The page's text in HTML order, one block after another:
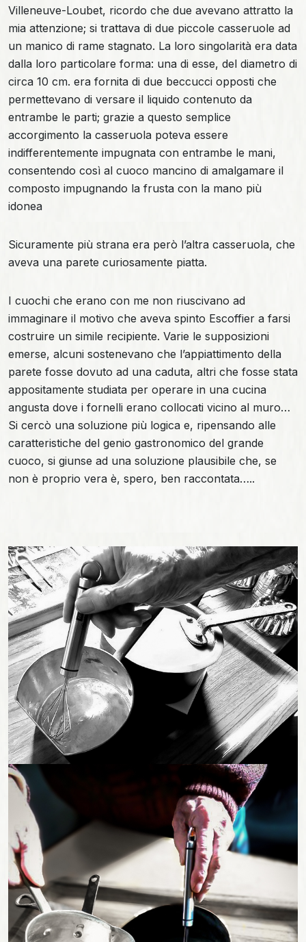
Villeneuve-Loubet, ricordo che due avevano attratto la
mia attenzione; si trattava di due piccole casseruole ad
un manico di rame stagnato. La loro singolarità era data
dalla loro particolare forma: una di esse, del diametro di
circa 10 cm. era fornita di due beccucci opposti che
permettevano di versare il liquido contenuto da
entrambe le parti; grazie a questo semplice
accorgimento la casseruola poteva essere
indifferentemente impugnata con entrambe le mani,
consentendo così al cuoco mancino di amalgamare il
composto impugnando la frusta con la mano più
idonea
Sicuramente più strana era però l’altra casseruola, che
aveva una parete curiosamente piatta.
I cuochi che erano con me non riuscivano ad
immaginare il motivo che aveva spinto Escoffier a farsi
costruire un simile recipiente. Varie le supposizioni
emerse, alcuni sostenevano che l’appiattimento della
parete fosse dovuto ad una caduta, altri che fosse stata
appositamente studiata per operare in una cucina
angusta dove i fornelli erano collocati vicino al muro…
Si cercò una soluzione più logica e, ripensando alle
caratteristiche del genio gastronomico del grande
cuoco, si giunse ad una soluzione plausibile che, se
non è proprio vera è, spero, ben raccontata…..